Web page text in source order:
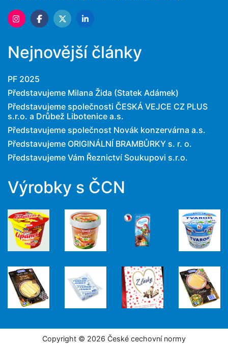
Nejnovější články
PF 2025
Představujeme Milana Žida (Statek Adámek)
Představujeme společnosti ČESKÁ VEJCE CZ PLUS
s.r.o. a Drůbež Libotenice a.s.
Představujeme společnost Novák konzervárna a.s.
Představujeme ORIGINÁLNÍ BRAMBŮRKY s. r. o.
Představujeme Vám Řeznictví Soukupovi s.r.o.
Výrobky s ČCN
Copyright © 2026 České cechovní normy